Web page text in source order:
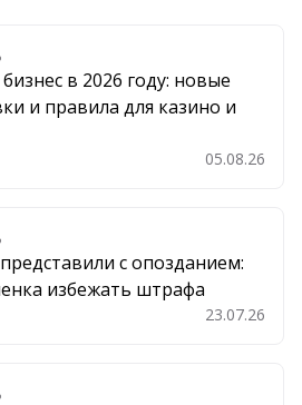
в 2026 году: новые
и правила для казино и
05.08.26
с опозданием:
избежать штрафа
23.07.26